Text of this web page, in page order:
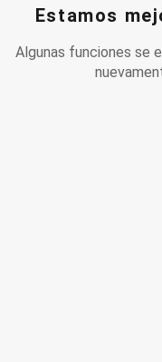
Estamos
Algunas funciones se